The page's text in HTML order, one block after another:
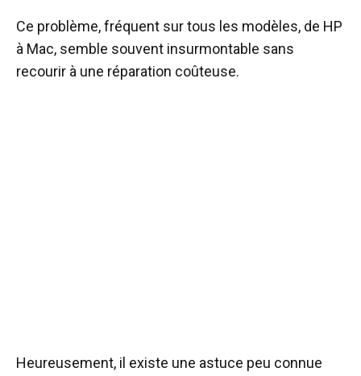
Ce problème, fréquent sur tous les modèles, de HP
à Mac, semble souvent insurmontable sans
recourir à une réparation coûteuse.
Heureusement, il existe une astuce peu connue